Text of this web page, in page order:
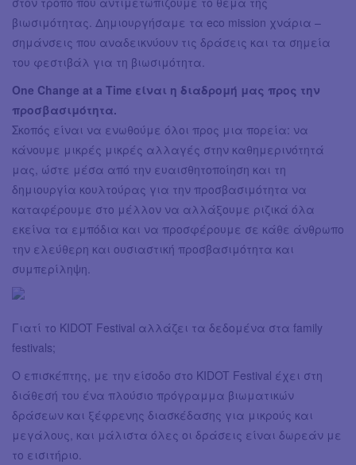
βιωσιμότητας. Δημιουργήσαμε τα eco mission χνάρια –
σημάνσεις που αναδεικνύουν τις δράσεις και τα σημεία
του φεστιβάλ για τη βιωσιμότητα.
One Change at a Time είναι η διαδρομή μας προς την
προσβασιμότητα.
Σκοπός είναι να ενωθούμε όλοι προς μια πορεία: να
κάνουμε μικρές μικρές αλλαγές στην καθημερινότητά
μας, ώστε μέσα από την ευαισθητοποίηση και τη
δημιουργία κουλτούρας για την προσβασιμότητα να
καταφέρουμε στο μέλλον να αλλάξουμε ριζικά όλα
εκείνα τα εμπόδια και να προσφέρουμε σε κάθε άνθρωπο
την ελεύθερη και ουσιαστική προσβασιμότητα και
συμπερίληψη.
Γιατί το KIDOT Festival αλλάζει τα δεδομένα στα family
festivals;
Ο επισκέπτης, με την είσοδο στο KIDOT Festival έχει στη
διάθεσή του ένα πλούσιο πρόγραμμα βιωματικών
δράσεων και ξέφρενης διασκέδασης για μικρούς και
μεγάλους, και μάλιστα όλες οι δράσεις είναι δωρεάν με
το εισιτήριο.